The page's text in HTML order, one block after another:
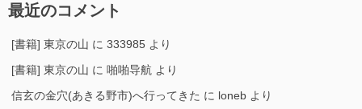
最近のコメント
[書籍] 東京の山 に 333985 より
[書籍] 東京の山 に 啪啪导航 より
信玄の金穴(あきる野市)へ行ってきた に loneb より